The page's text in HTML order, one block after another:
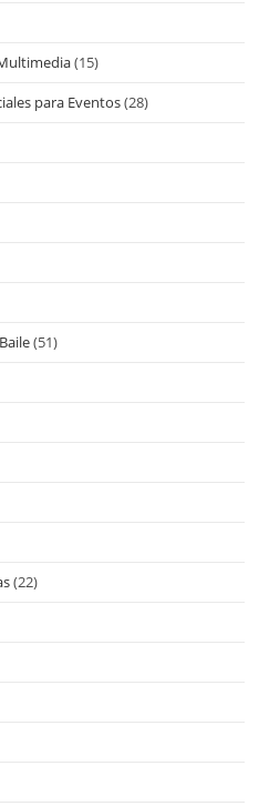
(15)
para Eventos(28)
(51)
(22)